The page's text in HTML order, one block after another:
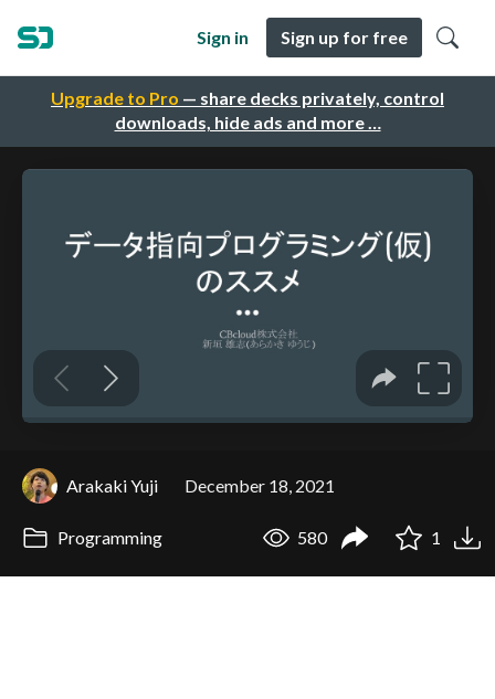
Upgrade to Pro — share decks privately, control
downloads, hide ads and more …
Sign in Sign up for free
Arakaki Yuji December 18, 2021
Programming 580 1